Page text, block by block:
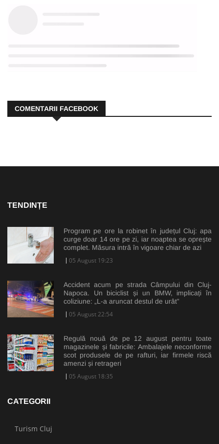
COMENTARII FACEBOOK
TENDINȚE
Program pe ore la robinet în județul Cluj: apa
curge doar 14 ore pe zi, iar noaptea se oprește
complet. Măsura intră în vigoare chiar de azi
05 August 19:23
Accident acum pe strada Câmpului din Cluj-
Napoca. Un biciclist și un BMW, implicați în
coliziune: „L-a aruncat destul de urât”
05 August 22:54
Regulă nouă de pe 12 august pentru toate
magazinele și fabricile: Ambalajele neconforme
scot produsele de pe rafturi, iar firmele riscă
amenzi și retrageri
05 August 18:35
CATEGORII
Turism Cluj